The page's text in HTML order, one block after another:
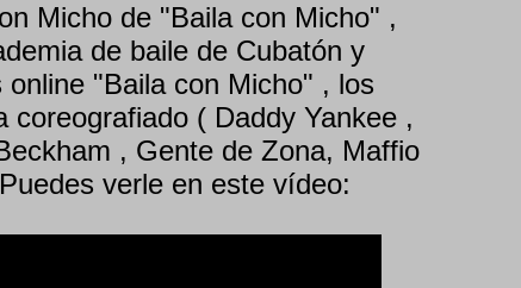
Micho de "Baila con Micho" ,
de baile de Cubatón y
"Baila con Micho" , los
coreografiado ( Daddy Yankee ,
, Gente de Zona, Maffio
verle en este vídeo: